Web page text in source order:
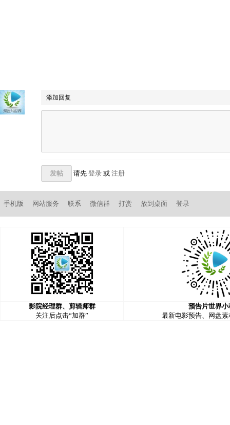
添加回复
发帖 请先 登录 或 注册
手机版 网站服务 联系 微信群 打赏 放到桌面 登录
影院经理群、剪辑师群
关注后点击“加群”
预告片世界小
最新电影预告、网盘